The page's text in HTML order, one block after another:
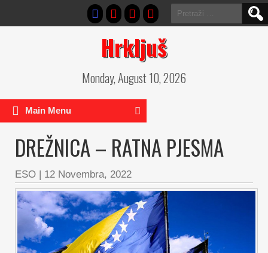
Pretraga:
Hrkljuš
Monday, August 10, 2026
Main Menu
DREŽNICA – RATNA PJESMA
ESO | 12 Novembra, 2022